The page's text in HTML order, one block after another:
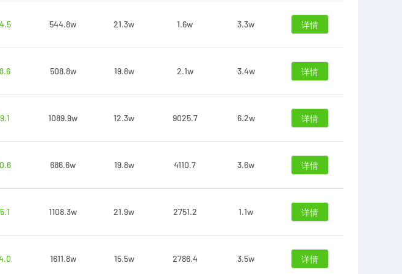
544.8w 21.3w 1.6w 3.3w 详情
508.8w 19.8w 2.1w 3.4w 详情
1089.9w 12.3w 9025.7 6.2w 详情
686.6w 19.8w 4110.7 3.6w 详情
1108.3w 21.9w 2751.2 1.1w 详情
1611.8w 15.5w 2786.4 3.5w 详情